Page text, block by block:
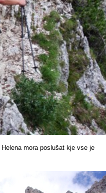
mora poslušat kje vse je